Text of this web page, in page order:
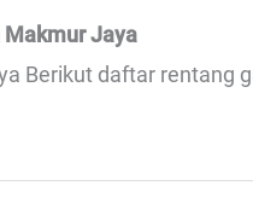
Makmur Jaya
Berikut daftar rentang